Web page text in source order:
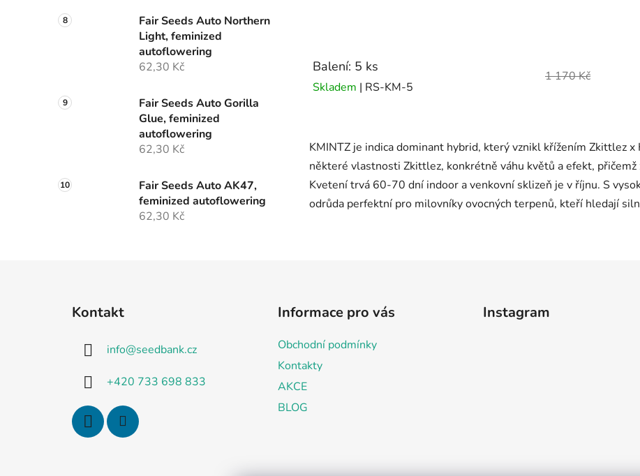
Fair Seeds Auto Northern
Light, feminized
autoflowering
62,30 Kč
Fair Seeds Auto Gorilla
Glue, feminized
autoflowering
62,30 Kč
Fair Seeds Auto AK47,
feminized autoflowering
62,30 Kč
Balení: 5 ks
Skladem | RS-KM-5
1 170 Kč
Kontakt
info@seedbank.cz
+420 733 698 833
Informace pro vás
Obchodní podmínky
Kontakty
AKCE
BLOG
Instagram